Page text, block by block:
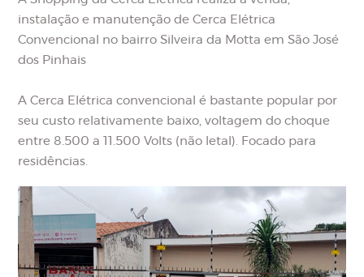
instalação e manutenção de Cerca Elétrica
Convencional no bairro Silveira da Motta em São José
dos Pinhais
A Cerca Elétrica convencional é bastante popular por
seu custo relativamente baixo, voltagem do choque
entre 8.500 a 11.500 Volts (não letal). Focado para
residências.